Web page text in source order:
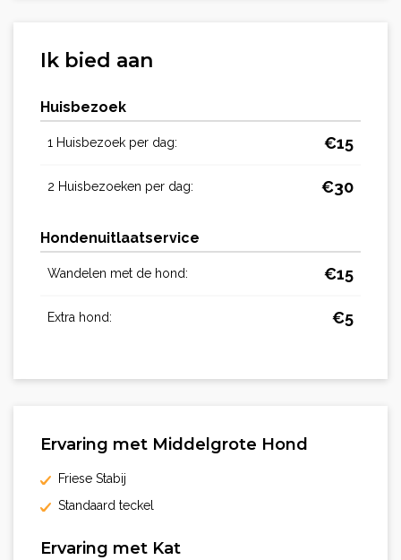
Ik bied aan
Huisbezoek
1 Huisbezoek per dag: €15
2 Huisbezoeken per dag: €30
Hondenuitlaatservice
Wandelen met de hond: €15
Extra hond: €5
Ervaring met Middelgrote Hond
Friese Stabij
Standaard teckel
Ervaring met Kat